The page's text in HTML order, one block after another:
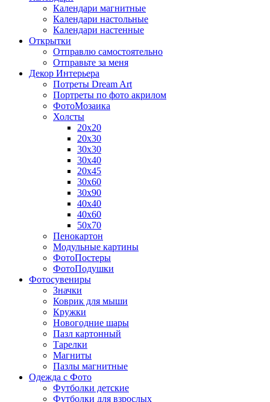
Календари магнитные
Календари настольные
Календари настенные
Открытки
Отправлю самостоятельно
Отправьте за меня
Декор Интерьера
Потреты Dream Art
Портреты по фото акрилом
ФотоМозаика
Холсты
20х20
20х30
30х30
30х40
20х45
30х60
30х90
40х40
40х60
50х70
Пенокартон
Модульные картины
ФотоПостеры
ФотоПодушки
Фотоcувениры
Значки
Коврик для мыши
Кружки
Новогодние шары
Пазл картонный
Тарелки
Магниты
Пазлы магнитные
Одежда с Фото
Футболки детские
Футболки для взрослых